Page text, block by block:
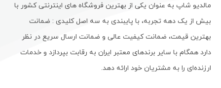
مالدیو شاپ به عنوان یکی از بهترین فروشگاه های اینترنتی کشور با
بیش از یک دهه تجربه، با پایبندی به سه اصل کلیدی : ضمانت
بهترین قیمت، ضمانت کیفیت عالی و ضمانت ارسال سریع در نظر
دارد همگام با سایر برندهای معتبر ایران به رقابت بپردازد و خدمات
ارزنده‌ای را به مشتریان خود ارائه دهد.